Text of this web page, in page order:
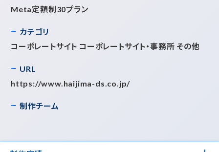
Meta定額制30プラン
カテゴリ
コーポレートサイト コーポレートサイト・事務所 その他
URL
https://www.haijima-ds.co.jp/
制作チーム